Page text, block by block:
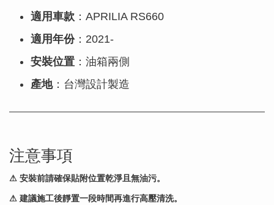
適用車款 ：APRILIA RS660
適用年份：2021-
安裝位置 ：油箱兩側
產地：台灣設計製造
注意事項
⚠ 安裝前請確保貼附位置乾淨且無油污。
⚠ 建議施工後靜置一段時間再進行高壓清洗。